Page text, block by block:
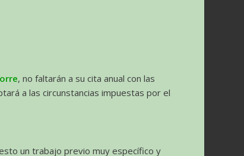
, no faltarán a su cita anual con las
a las circunstancias impuestas por el
un trabajo previo muy específico y